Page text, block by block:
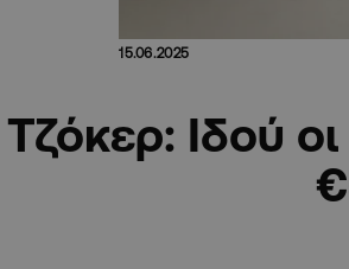
15.06.2025
Τζόκερ: Ιδού